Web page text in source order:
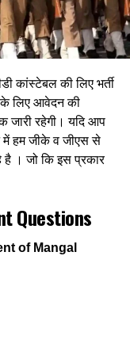
there are
of the
साल बाद भारत के लिए
कांस्टेबल की लिए भर्ती
लिए आवेदन की
जारी रहेगी। यदि आप
में हम जीके व जीएस से
। जो कि इस प्रकार
Questions
of Mangal